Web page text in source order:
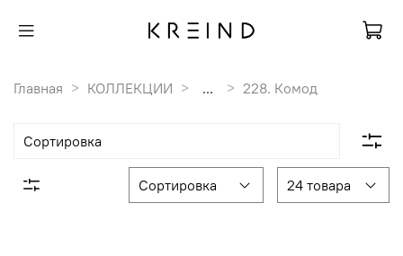
Главная КОЛЛЕКЦИИ ... 228. Комод